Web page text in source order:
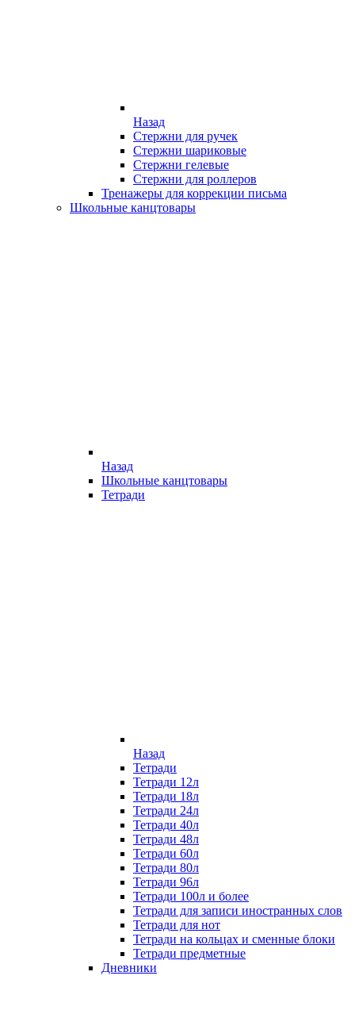
Назад
Стержни для ручек
Стержни шариковые
Стержни гелевые
Стержни для роллеров
Тренажеры для коррекции письма
Школьные канцтовары
Назад
Школьные канцтовары
Тетради
Назад
Тетради
Тетради 12л
Тетради 18л
Тетради 24л
Тетради 40л
Тетради 48л
Тетради 60л
Тетради 80л
Тетради 96л
Тетради 100л и более
Тетради для записи иностранных слов
Тетради для нот
Тетради на кольцах и сменные блоки
Тетради предметные
Дневники